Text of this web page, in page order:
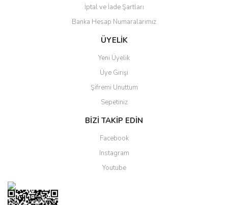
İptal ve İade Şartları
Banka Hesap Numaralarımız
ÜYELİK
Yeni Üyelik
Üye Girişi
Şifremi Unuttum
Sepetiniz
BİZİ TAKİP EDİN
Facebook
Instagram
Youtube